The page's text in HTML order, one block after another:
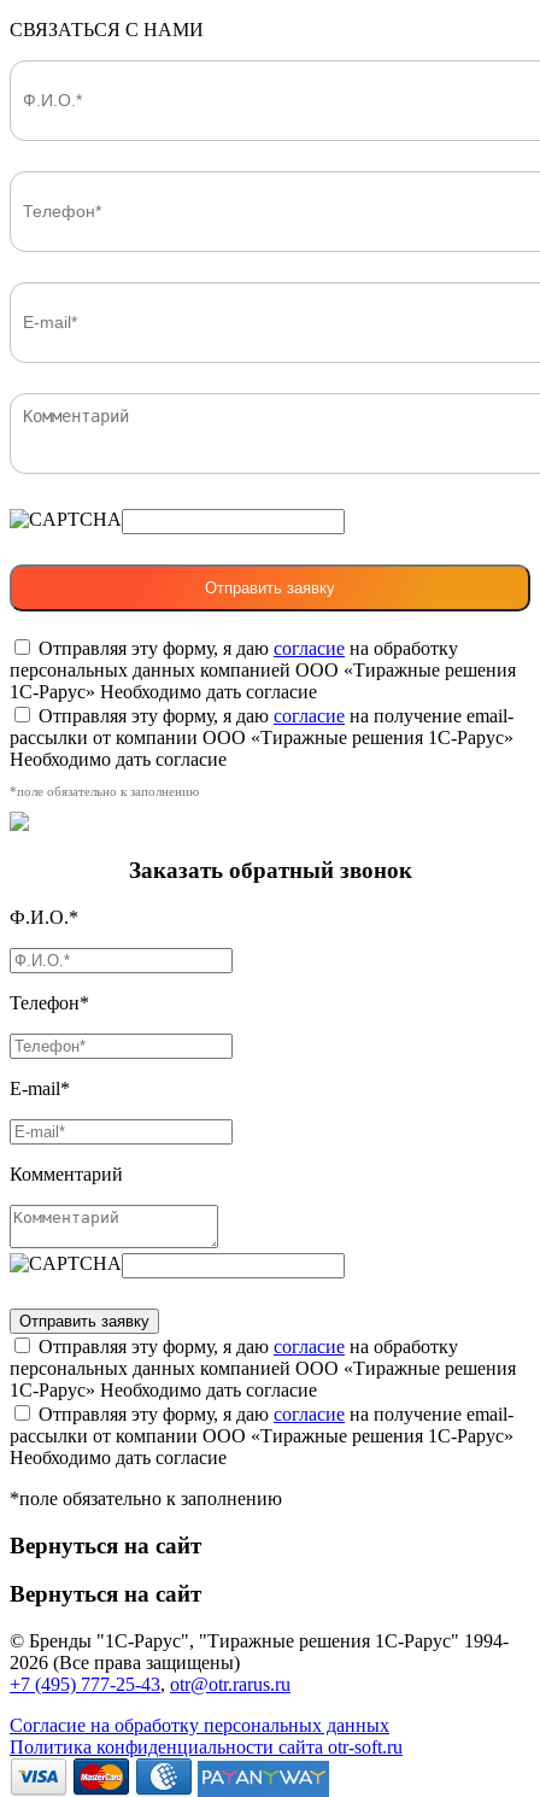
СВЯЗАТЬСЯ С НАМИ
Отправляя эту форму, я даю согласие на обработку
персональных данных компанией ООО «Тиражные решения
1С-Рарус» Необходимо дать согласие
Отправляя эту форму, я даю согласие на получение email-
рассылки от компании ООО «Тиражные решения 1С-Рарус»
Необходимо дать согласие
*поле обязательно к заполнению
Заказать обратный звонок
Ф.И.О.*
Телефон*
E-mail*
Комментарий
Отправляя эту форму, я даю согласие на обработку
персональных данных компанией ООО «Тиражные решения
1С-Рарус» Необходимо дать согласие
Отправляя эту форму, я даю согласие на получение email-
рассылки от компании ООО «Тиражные решения 1С-Рарус»
Необходимо дать согласие
*поле обязательно к заполнению
Вернуться на сайт
Вернуться на сайт
© Бренды "1С-Рарус", "Тиражные решения 1С-Рарус" 1994-
2026 (Все права защищены)
+7 (495) 777-25-43, otr@otr.rarus.ru
Согласие на обработку персональных данных
Политика конфиденциальности сайта otr-soft.ru